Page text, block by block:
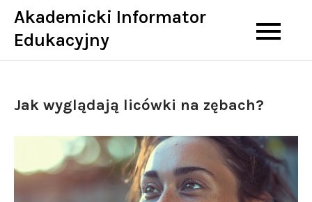
Skip
content
Akademicki Informator
Edukacyjny
Jak wyglądają licówki na zębach?